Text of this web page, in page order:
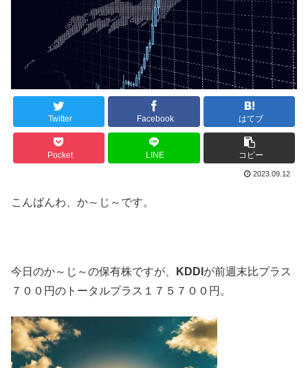
Twitter Facebook はてブ
Pocket LINE コピー
2023.09.12
こんばんわ、か～じ～です。
今日のか～じ～の保有株ですが、 KDDI が前週末比プラス
７００円のトータルプラス１７５７００円。